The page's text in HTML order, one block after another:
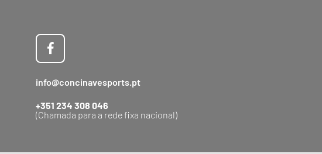
info@concinavesports.pt
+351 234 308 046
(Chamada para a rede fixa nacional)